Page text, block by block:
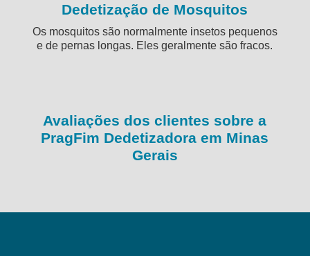
Dedetização de Mosquitos
Os mosquitos são normalmente insetos pequenos
e de pernas longas. Eles geralmente são fracos.
Avaliações dos clientes sobre a
PragFim Dedetizadora em Minas
Gerais